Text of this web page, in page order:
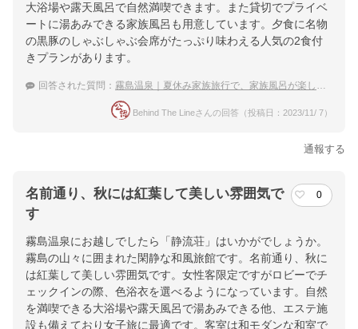
大浴場や露天風呂で自然満喫できます。また貸切でプライベ
ートに湯あみできる家族風呂も用意しています。夕食に名物
の黒豚のしゃぶしゃぶ会席がたっぷり味わえる人気の2食付
きプランがあります。
回答された質問： 霧島温泉｜夏休み家族旅行で、家族風呂が楽しめる温泉宿は？
Behind The Lineさんの回答（投稿日：2023/11/ 7）
通報する
名前通り、秋には紅葉して美しい雰囲気で
す
0
霧島温泉にお越しでしたら「静流荘」はいかがでしょうか。
霧島の山々に囲まれた閑静な和風旅館です。名前通り、秋に
は紅葉して美しい雰囲気です。女性客限定ですがロビーでチ
ェックインの際、色浴衣を選べるようになっています。自然
を満喫できる大浴場や露天風呂で湯あみできる他、エステ施
設も備えており女子旅に最適です。客室は和モダンな和室で